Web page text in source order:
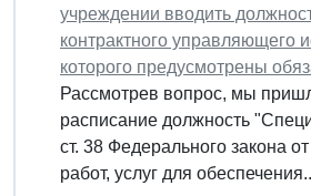
учреждении вводить
контрактного управляющего
которого предусмотрены
Рассмотрев вопрос, мы
расписание должность
ст. 38 Федерального закона
работ, услуг для